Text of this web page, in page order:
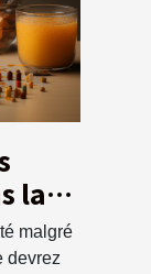
la
?
malgré
devrez